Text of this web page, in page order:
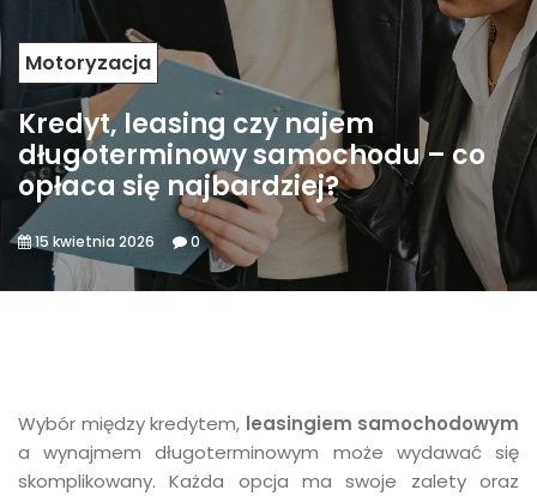
Motoryzacja
Kredyt, leasing czy najem
długoterminowy samochodu – co
opłaca się najbardziej?
15 kwietnia 2026 0
​​Wybór między kredytem, leasingiem samochodowym
a wynajmem długoterminowym może wydawać się
skomplikowany. Każda opcja ma swoje zalety oraz